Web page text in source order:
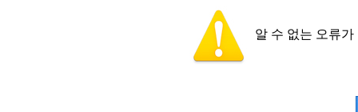
알 수 없는 오류